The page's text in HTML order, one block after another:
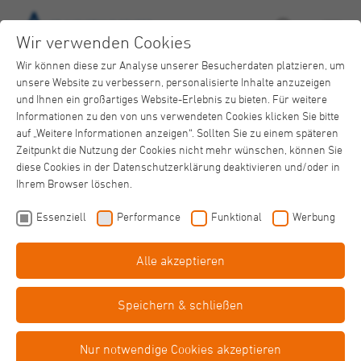
freiheit
Aktuelle News
Behindertenhilfe
Trialog: Psychiatriegespräche starten
in Neuss
Wir verwenden Cookies
Wir können diese zur Analyse unserer Besucherdaten platzieren, um
unsere Website zu verbessern, personalisierte Inhalte anzuzeigen
und Ihnen ein großartiges Website-Erlebnis zu bieten. Für weitere
Informationen zu den von uns verwendeten Cookies klicken Sie bitte
auf „Weitere Informationen anzeigen“. Sollten Sie zu einem späteren
Zeitpunkt die Nutzung der Cookies nicht mehr wünschen, können Sie
diese Cookies in der Datenschutzerklärung deaktivieren und/oder in
Ihrem Browser löschen.
Essenziell Performance Funktional Werbung
Alle akzeptieren
Speichern & schließen
Nur notwendige Cookies akzeptieren